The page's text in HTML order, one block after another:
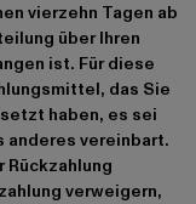
vierzehn Tagen ab
über Ihren
ist. Für diese
das Sie
haben, es sei
anderes vereinbart.
Rückzahlung
verweigern,